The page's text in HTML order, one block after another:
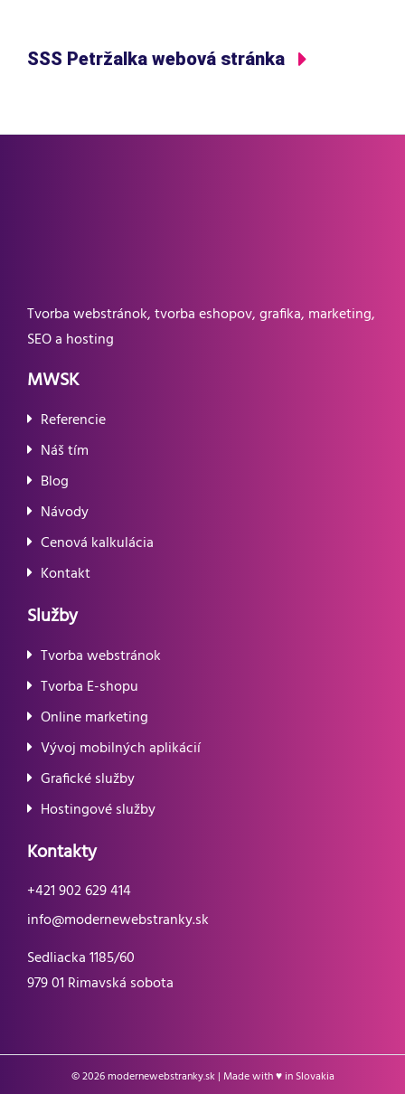
SSS Petržalka webová stránka
Tvorba webstránok, tvorba eshopov, grafika, marketing,
SEO a hosting
MWSK
Referencie
Náš tím
Blog
Návody
Cenová kalkulácia
Kontakt
Služby
Tvorba webstránok
Tvorba E-shopu
Online marketing
Vývoj mobilných aplikácií
Grafické služby
Hostingové služby
Kontakty
+421 902 629 414
info@modernewebstranky.sk
Sedliacka 1185/60
979 01 Rimavská sobota
© 2026modernewebstranky.sk| Made with ♥ in Slovakia